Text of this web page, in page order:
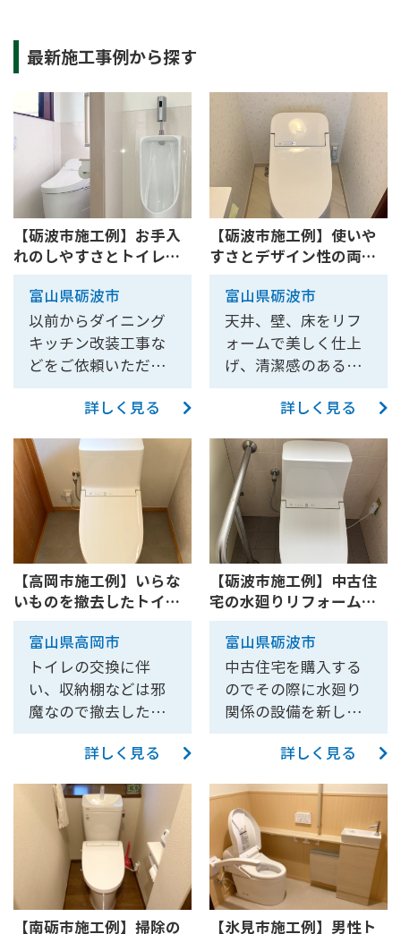
巻き器や手洗器もト
設置し、壁や床の内
装も新しく貼替を行
いました。トイレを1
箇所にまとめたこと
により、広々とした
トイレスペースを確
保しました。 壁に抗
菌仕様のパネルを貼
ったことで、お掃除
がしやすくなりまし
た。 トイレ周りに手
すりやアームレスト
を設置して、より安
心してトイレをお使
いいただけるように
なりました。 トイレ
はTOTO GG3をお選
びいただきました。
自動便器洗浄や便ふ
た自動開閉、ノズル
除菌機能などが付い
た人気のタンクレス
トイレです。 砺波
店、射水店にて実物
をご覧いただけま
す。お気軽にご来店
ください！ 一緒に寒
さ対策に内窓も設置
た。 また、こちらの
に補助金を申請でき
ました。 こどもエコ
すまい支援事業 掃除
のしやすいトイレ 補
助金20,000円 手すり
の設置 補助金5,000円
内窓設置(大、小) 補
階の押し入れに作り
たい、というご要望
をお伺いしました。
ご相談をいただいた
ときはご主人様は入
院されており、退院
までにトイレを使え
るようにする必要が
あったため、なるべ
く早く工事を終わら
せれるように努めま
した。 トイレの入り
口は壁を壊し、廊下
側に新しく扉を作成
しました。いままで
の押入れの襖だった
部分は壁に変え、壁
紙を貼ってトイレス
ペースにしました。
押入れに新たにトイ
レを作るにあたり、
排水管、給水管、電
気を新しく用意する
必要がありました。
また、隣が和室とい
うこともあり、音に
考慮して遮音シート
の施工もさせていた
人感センサーを設置
イッチを押さなくて
も入るだけで電気が
点灯するようになっ
ています。 通常では
換気扇のダクトは天
井や外につながって
いる壁に通すのです
最新施工事例から探す
【砺波市施工例】お手入
れのしやすさとトイレ内
収納へのこだわり。どち
らも叶えたトイレ改装工
事【10226】
富山県砺波市
以前からダイニング
キッチン改装工事な
どをご依頼いただい
たＷ様。 お風呂・脱
衣室の改装は終えて
廻りとして残ってい
るトイレの改装を、
今回ご依頼いただき
ました。大きな変更
内容として、下記の
２点のご要望を受け
ました。 Ａ．夏など
排水溝からの匂いが
気になるため、排水
溝を撤去したい。ま
た、現状の床タイル
も、床を水洗いでき
なくなっても構わな
いので、クッション
い。 Ｂ．現状、腰壁
がタイルで上壁が塗
り壁だったトイレ。
お手入れがしやすい
ように、腰壁を目地
の無い（少ない）パ
ネルに変更し、上壁
詳しく見る
【砺波市施工例】使いや
すさとデザイン性の両
立！まるごとトイレリフ
ォーム【10219】
富山県砺波市
天井、壁、床をリフ
ォームで美しく仕上
げ、清潔感のあるト
イレにしたいとのご
要望をいただきまし
あるため、来客時に
お客様が母屋まで移
動せずに利用できる
ようにしたいとのこ
とでした。 今回のリ
フォームでは、外壁
や窓の風合いをその
まま残しつつ、内装
に新たな命を吹き込
みました。 老朽化し
た鉄管の給水管は、
このまま使用を続け
ると破裂していまう
恐れがありました。
れたポリブテン管に
全て交換し、破裂の
リスクを未然に防ぎ
ました。 解体作業中
に想定外の便槽が出
てきた際には、お客
様と綿密にご相談し
詳しく見る
【高岡市施工例】いらな
いものを撤去したトイレ
全体スッキリリフォーム
【10208C】
富山県高岡市
トイレの交換に伴
い、収納棚などは邪
魔なので撤去した
い。というご相談を
ツカサクにいただき
ました。 トイレはお
客様のご希望通り、
収納棚などは撤去さ
せていただき、広い
スペースを確保する
ことができました。
トイレ、壁紙、床材
詳しく見る
【砺波市施工例】中古住
宅の水廻りリフォーム～
トイレ編～【10201C】
富山県砺波市
中古住宅を購入する
のでその際に水廻り
関係の設備を新しく
したいということで
ツカサクにご相談い
ただきました。 リフ
ォームするにあたっ
て、なるべく安く仕
上げたいとご要望を
お伺いしました。 水
廻りはお風呂、キッ
チン、洗面台、トイ
詳しく見る
【南砺市施工例】掃除の 【氷見市施工例】男性ト